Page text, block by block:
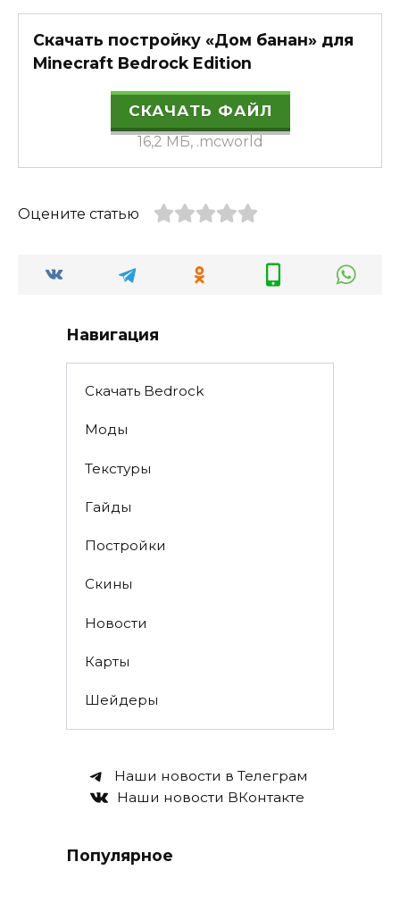
Скачать постройку «Дом банан» для
Minecraft Bedrock Edition
СКАЧАТЬ ФАЙЛ
16,2 МБ, .mcworld
Оцените статью
Навигация
Скачать Bedrock
Моды
Текстуры
Гайды
Постройки
Скины
Новости
Карты
Шейдеры
Наши новости в Телеграм
Наши новости ВКонтакте
Популярное